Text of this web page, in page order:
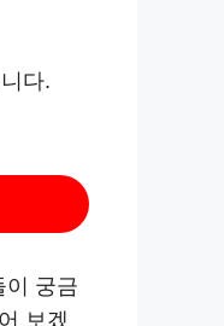
다.
이 궁금
보겠